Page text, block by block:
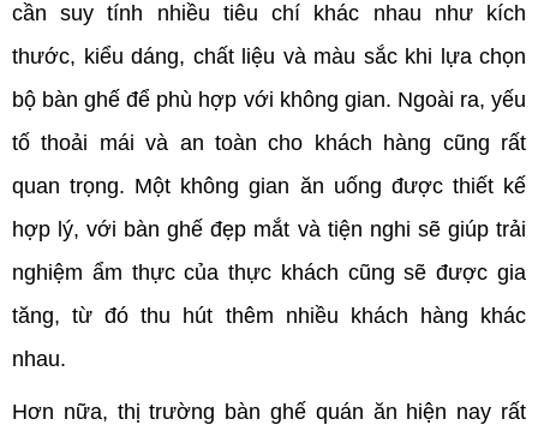
cần suy tính nhiều tiêu chí khác nhau như kích
thước, kiểu dáng, chất liệu và màu sắc khi lựa chọn
bộ bàn ghế để phù hợp với không gian. Ngoài ra, yếu
tố thoải mái và an toàn cho khách hàng cũng rất
quan trọng. Một không gian ăn uống được thiết kế
hợp lý, với bàn ghế đẹp mắt và tiện nghi sẽ giúp trải
nghiệm ẩm thực của thực khách cũng sẽ được gia
tăng, từ đó thu hút thêm nhiều khách hàng khác
nhau.
Hơn nữa, thị trường bàn ghế quán ăn hiện nay rất